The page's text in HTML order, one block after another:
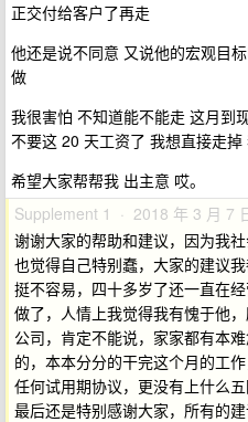
正交付给客户了再走
他还是说不同意 又说他的宏观目
做
我很害怕 不知道能不能走 这月到
不要这 20 天工资了 我想直接走掉
希望大家帮帮我 出主意 哎。
Supplement 1 · 2018 年 3 月 7
谢谢大家的帮助和建议，因为我
也觉得自己特别蠢，大家的建议
挺不容易，四十多岁了还一直在
做了，人情上我觉得我有愧于他
公司，肯定不能说，家家都有本
的，本本分分的干完这个月的工
任何试用期协议，更没有上什么
最后还是特别感谢大家，所有的